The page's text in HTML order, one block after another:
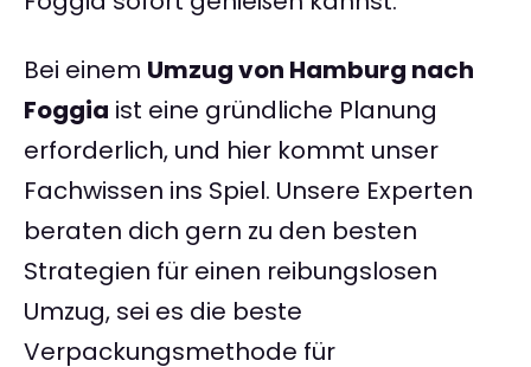
Bei einem Umzug von Hamburg nach
Foggia ist eine gründliche Planung
erforderlich, und hier kommt unser
Fachwissen ins Spiel. Unsere Experten
beraten dich gern zu den besten
Strategien für einen reibungslosen
Umzug, sei es die beste
Verpackungsmethode für